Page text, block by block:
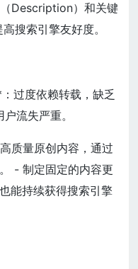
Description）和关键
搜索引擎友好度。
过度依赖转载，缺乏
流失严重。
质量原创内容，通过
- 制定固定的内容更
能持续获得搜索引擎